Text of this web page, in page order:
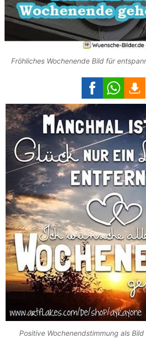
Fröhliches Wochenende Bild für
Positive Wochenendstimmung als